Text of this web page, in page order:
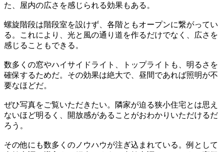
た、屋内の広さを感じられる効果もある。
螺旋階段は階段室を設けず、各階ともオープンに繋がってい
る。これにより、光と風の通り道を作るだけでなく、広さを
感じることもできる。
数多くの窓やハイサイドライト、トップライトも、明るさを
確保するためだ。その効果は絶大で、昼間であれば照明が不
要なほどだ。
ぜひ写真をご覧いただきたい。隣家が迫る狭小住宅とは思え
ないほど明るく、開放感があることがおわかりいただけるだ
ろう。
その他にも数多くのノウハウが注ぎ込まれている。例として